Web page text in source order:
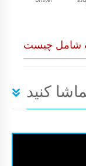
شامل چیست
کنید